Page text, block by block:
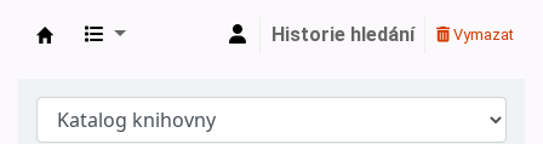
Historie hledání Vymazat